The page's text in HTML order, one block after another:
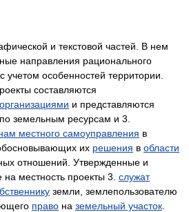
и текстовой частей. В нем
направления рационального
учетом особенностей территории.
составляются
организациями и представляются
по земельным ресурсам и 3.
местного самоуправления в
их решения в области
отношений. Утвержденные и
местность проекты 3. служат
земли, землепользователю
право на земельный участок